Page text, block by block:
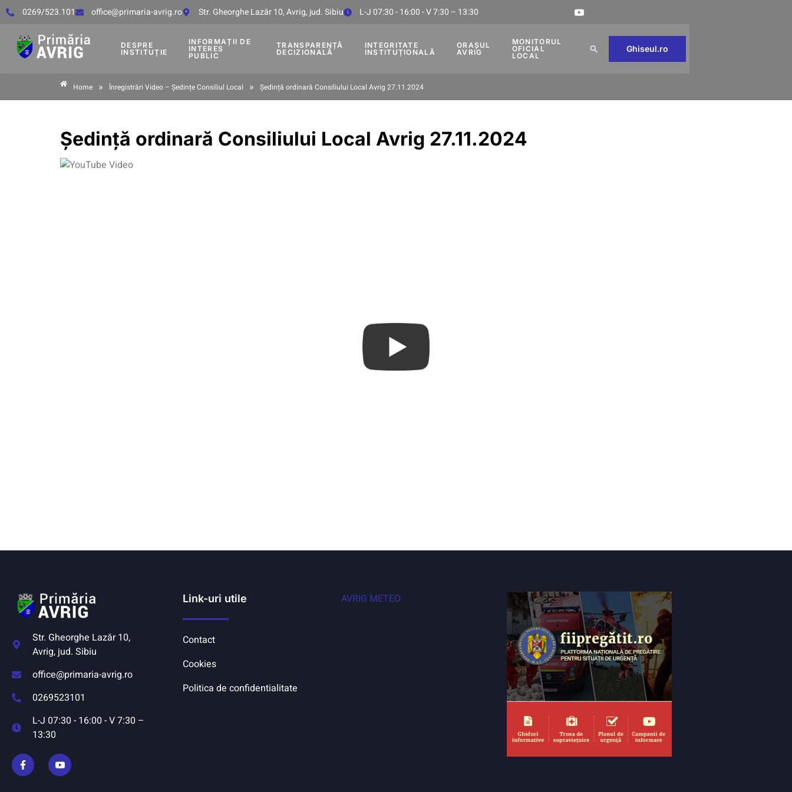
0269/523.101 office@primaria-avrig.ro Str. Gheorghe Lazăr 10, Avrig, jud. Sibiu L-J 07:30 - 16:00 - V 7:30 – 13:30
DESPRE
INSTITUȚIE
INFORMAȚII DE
INTERES
PUBLIC
TRANSPARENȚĂ
DECIZIONALĂ
INTEGRITATE
INSTITUȚIONALĂ
ORAȘUL
AVRIG
MONITORUL
OFICIAL
LOCAL
Ghiseul.ro
Home » Înregistrări Video – Ședințe Consiliul Local » Ședință ordinară Consiliului Local Avrig 27.11.2024
Ședință ordinară Consiliului Local Avrig 27.11.2024
Str. Gheorghe Lazăr 10,
Avrig, jud. Sibiu
office@primaria-avrig.ro
0269523101
L-J 07:30 - 16:00 - V 7:30 –
13:30
Link-uri utile
Contact
Cookies
Politica de confidentialitate
AVRIG METEO